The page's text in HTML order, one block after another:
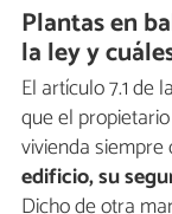
Plantas en
la ley y
El artículo 7.1 de
que el
vivienda siempre
edificio, su